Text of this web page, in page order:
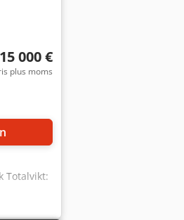
000 €
plus moms
Totalvikt: